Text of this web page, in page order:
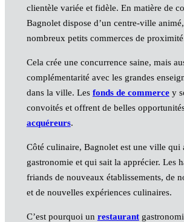
clientèle variée et fidèle. En matière de
Bagnolet dispose d’un centre-ville
nombreux petits commerces de
Cela crée une concurrence saine, mais
complémentarité avec les grandes
dans la ville. Les fonds de commercey
convoités et offrent de belles
acquéreurs.
Côté culinaire, Bagnolet est une ville qui
gastronomie et qui sait la apprécier. Les
friands de nouveaux établissements, de
et de nouvelles expériences culinaires.
C’est pourquoi un restaurant